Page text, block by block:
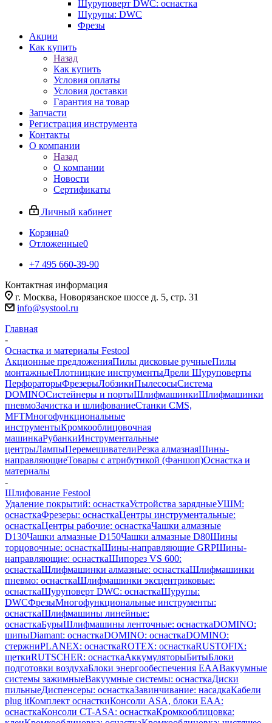
Шуруповерт DWC: оснастка
Шурупы: DWC
Фрезы
Акции
Как купить
Назад
Как купить
Условия оплаты
Условия доставки
Гарантия на товар
Запчасти
Регистрация инструмента
Контакты
О компании
Назад
О компании
Новости
Сертификаты
Личный кабинет
Корзина0
Отложенные0
+7 495 660-39-90
Контактная информация
г. Москва, Новорязанское шоссе д. 5, стр. 31
info@systool.ru
Главная
-
Оснастка и материалы Festool
Акционные предложенияПилы дисковые ручныеПилы
монтажныеПлотницкие инструментыДрели Шуруповерты
ПерфораторыФрезерыЛобзикиПылесосыСистема
DOMINOСистейнеры и портыШлифмашинкиШлифмашинки
пневмоЗачистка и шлифованиеСтанки CMS,
MFTМногофункциональные
инструментыКромкооблицовочная
машинкаРубанкиИнструментальные
центрыЛампыПеремешивателиРезка алмазнаяШины-
направляющиеТовары с атрибутикой (Фаншоп)Оснастка и
материалы
-
Шлифование Festool
Удаление покрытий: оснасткаУстройства зарядныеУШМ:
оснасткаФрезеры: оснасткаЦентры инструментальные:
оснасткаЦентры рабочие: оснасткаЧашки алмазные
D130Чашки алмазные D150Чашки алмазные D80Шины
торцовочные: оснасткаШины-направляющие GRPШины-
направляющие: оснасткаШипорез VS 600:
оснасткаШлифмашинки алмазные: оснасткаШлифмашинки
пневмо: оснасткаШлифмашинки эксцентриковые:
оснасткаШуруповерт DWC: оснасткаШурупы:
DWCФрезыМногофункциональные инструменты:
оснасткаШлифмашины линейные:
оснасткаБурыШлифмашины ленточные: оснасткаDOMINO:
шипыDiamant: оснасткаDOMINO: оснасткаDOMINO:
стержниPLANEX: оснасткаROTEX: оснасткаRUSTOFIX:
щеткиRUTSCHER: оснасткаАккумуляторыБитыБлоки
подготовки воздухаБлоки энергообеспечения EAAВакуумные
системы зажимныеВакуумные системы: оснасткаДиски
пильныеДиспенсеры: оснасткаЗавинчивание: насадкаКабели
plug itКомплект оснасткиКонсоли ASA, блоки EAA:
оснасткаКонсоли CT-ASA: оснасткаКромкооблицовка: